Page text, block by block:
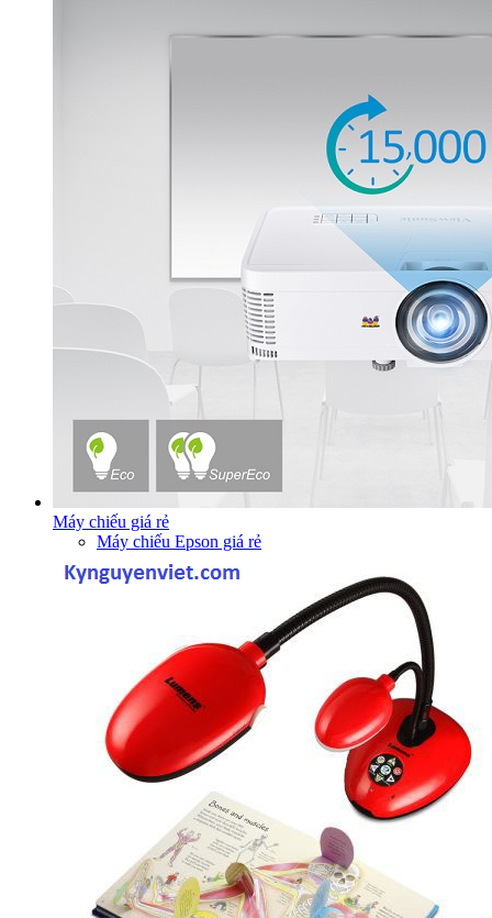
Máy chiếu giá rẻ
Máy chiếu Epson giá rẻ